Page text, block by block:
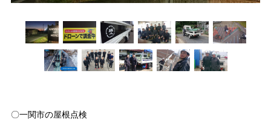
〇一関市の屋根点検